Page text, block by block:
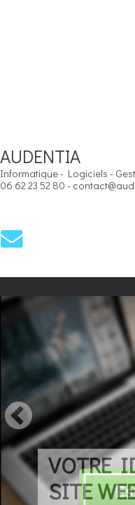
AUDENTIA
Informatique - Logiciels -
06 62 23 52 80 -
VOTRE
SITE